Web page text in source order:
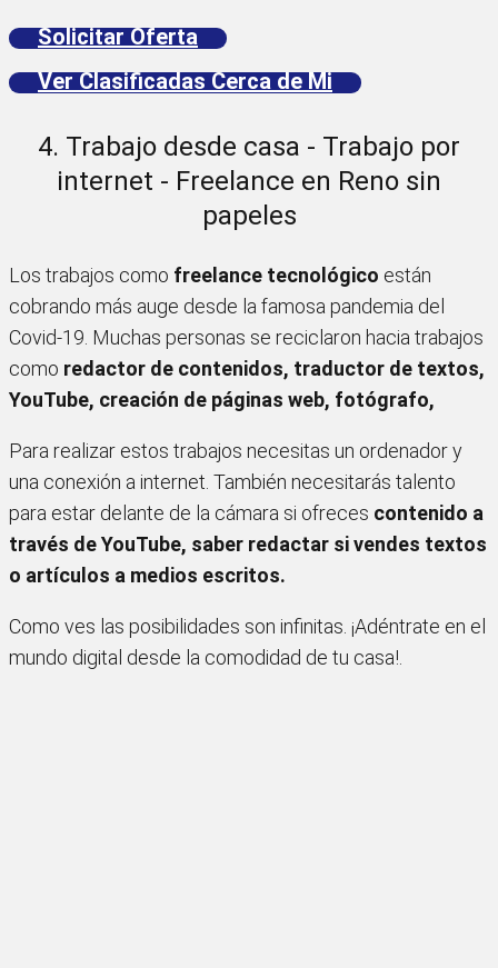
Solicitar Oferta
Ver Clasificadas Cerca de Mi
4. Trabajo desde casa - Trabajo por
internet - Freelance en Reno sin
papeles
Los trabajos como freelance tecnológico están
cobrando más auge desde la famosa pandemia del
Covid-19. Muchas personas se reciclaron hacia trabajos
como redactor de contenidos, traductor de textos,
YouTube, creación de páginas web, fotógrafo,
Para realizar estos trabajos necesitas un ordenador y
una conexión a internet. También necesitarás talento
para estar delante de la cámara si ofreces contenido a
través de YouTube, saber redactar si vendes textos
o artículos a medios escritos.
Como ves las posibilidades son infinitas. ¡Adéntrate en el
mundo digital desde la comodidad de tu casa!.